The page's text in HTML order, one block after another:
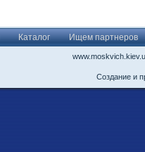
Каталог Ищем партнеров
Создание и